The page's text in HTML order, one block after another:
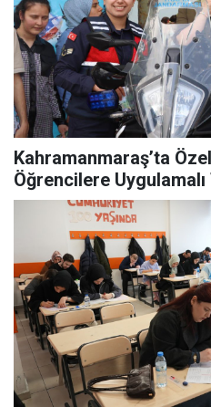
Kahramanmaraş’ta
Öğrencilere